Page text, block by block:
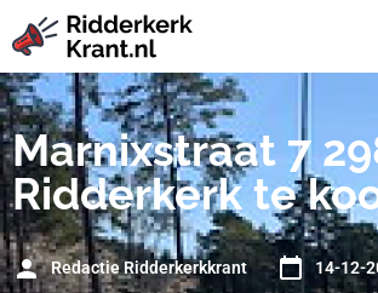
Marnixstraat 7
Ridderkerk te
Redactie Ridderkerkkrant 14-12-